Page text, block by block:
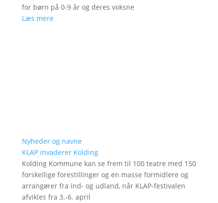
for børn på 0-9 år og deres voksne
Læs mere
Nyheder og navne
KLAP invaderer Kolding
Kolding Kommune kan se frem til 100 teatre med 150
forskellige forestillinger og en masse formidlere og
arrangører fra ind- og udland, når KLAP-festivalen
afvikles fra 3.-6. april